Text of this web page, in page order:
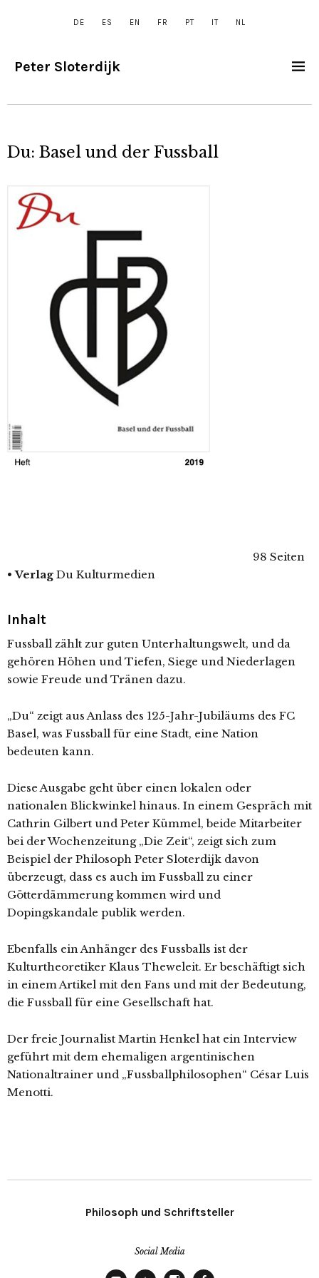
DE ES EN FR PT IT NL
Peter Sloterdijk
Du: Basel und der Fussball
98 Seiten
• Verlag Du Kulturmedien
Inhalt
Fussball zählt zur guten Unterhaltungswelt, und da
gehören Höhen und Tiefen, Siege und Niederlagen
sowie Freude und Tränen dazu.
„Du“ zeigt aus Anlass des 125-Jahr-Jubiläums des FC
Basel, was Fussball für eine Stadt, eine Nation
bedeuten kann.
Diese Ausgabe geht über einen lokalen oder
nationalen Blickwinkel hinaus. In einem Gespräch mit
Cathrin Gilbert und Peter Kümmel, beide Mitarbeiter
bei der Wochenzeitung „Die Zeit“, zeigt sich zum
Beispiel der Philosoph Peter Sloterdijk davon
überzeugt, dass es auch im Fussball zu einer
Götterdämmerung kommen wird und
Dopingskandale publik werden.
Ebenfalls ein Anhänger des Fussballs ist der
Kulturtheoretiker Klaus Theweleit. Er beschäftigt sich
in einem Artikel mit den Fans und mit der Bedeutung,
die Fussball für eine Gesellschaft hat.
Der freie Journalist Martin Henkel hat ein Interview
geführt mit dem ehemaligen argentinischen
Nationaltrainer und „Fussballphilosophen“ César Luis
Menotti.
Philosoph und Schriftsteller
Social Media